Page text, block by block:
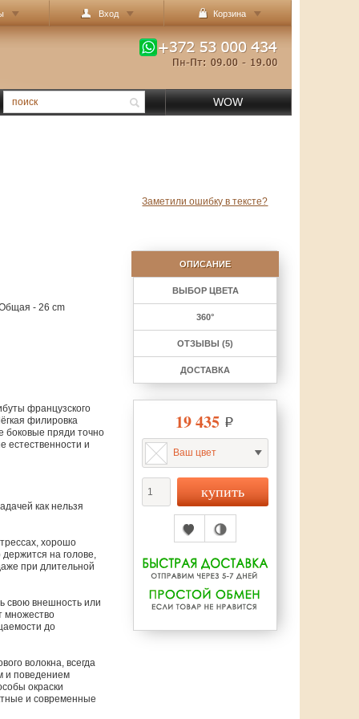
Вход Корзина
WOW
Заметили ошибку в тексте?
ОПИСАНИЕ
ВЫБОР ЦВЕТА
360°
ОТЗЫВЫ (5)
ДОСТАВКА
19 435
Ваш цвет
- 26 cm
французского
филировка
боковые пряди точно
естественности и
как нельзя
хорошо
на голове,
при длительной
свою внешность или
множество
до
волокна, всегда
и поведением
окраски
и современные